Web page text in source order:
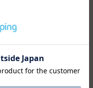
のでラクに注ぐことが